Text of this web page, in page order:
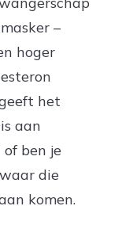
–
hoger
het
aan
of ben je
die
komen.